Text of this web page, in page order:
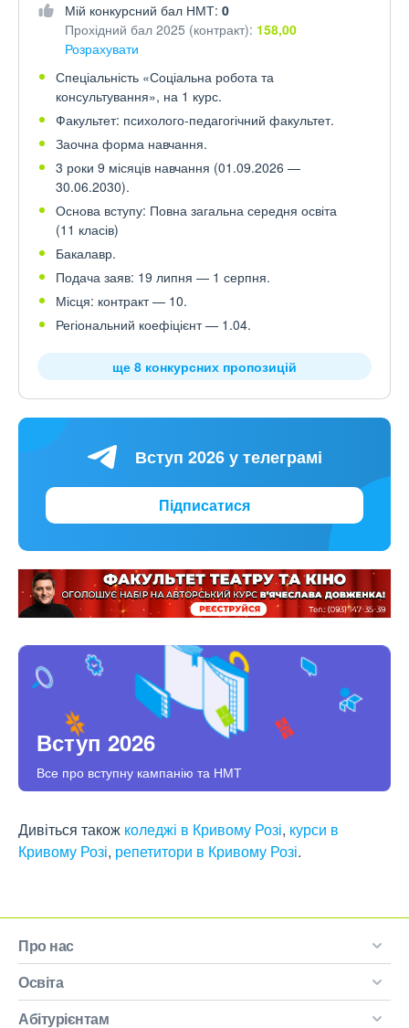
Мій конкурсний бал НМТ: 0
Прохідний бал 2025 (контракт): 158,00
Розрахувати
Спеціальність «Соціальна робота та
консультування», на 1 курс.
Факультет: психолого-педагогічний факультет.
Заочна форма навчання.
3 роки 9 місяців навчання (01.09.2026 —
30.06.2030).
Основа вступу: Повна загальна середня освіта
(11 класів)
Бакалавр.
Подача заяв: 19 липня — 1 серпня.
Місця: контракт — 10.
Регіональний коефіцієнт — 1.04.
ще 8 конкурсних пропозицій
Вступ 2026 у телеграмі
Підписатися
Вступ 2026
Все про вступну кампанію та НМТ
Дивіться також коледжі в Кривому Розі, курси в
Кривому Розі, репетитори в Кривому Розі.
Про нас
Освіта
Абітурієнтам